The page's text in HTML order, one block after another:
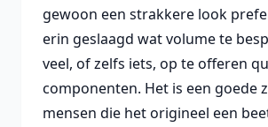
gewoon een strakkere look
erin geslaagd wat volume te
veel, of zelfs iets, op te offeren
componenten. Het is een goede
mensen die het origineel een